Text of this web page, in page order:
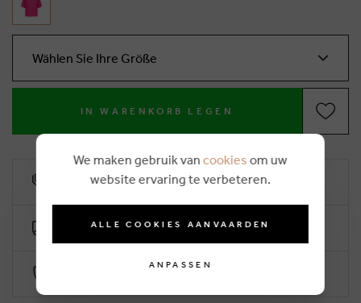
Wählen Sie Ihre Größe
IN WARENKORB LEGEN
10% Treuerabatt
Kostenlose Lieferung ab €50 (2-4 Arbeitstage)
We maken gebruik van cookies om uw
website ervaring te verbeteren.
ALLE COOKIES AANVAARDEN
ANPASSEN